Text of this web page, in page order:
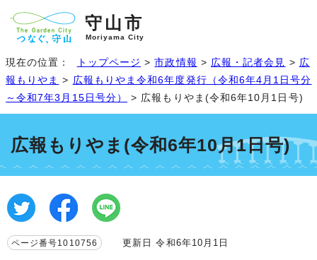
守山市
Moriyama City
現在の位置： トップページ >市政情報 > 広報・記者会見 > 広
報もりやま > 広報もりやま令和6年度発行（令和6年4月1日号分
～令和7年3月15日号分）
> 広報もりやま(令和6年10月1日号)
広報もりやま(令和6年10月1日号)
ページ番号1010756 更新日 令和6年10月1日